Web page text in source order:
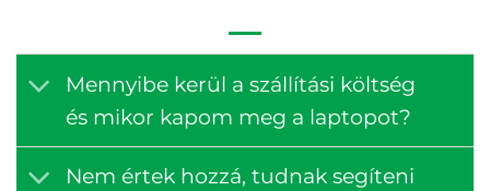
Mennyibe kerül a szállítási költség
és mikor kapom meg a laptopot?
Nem értek hozzá, tudnak segíteni